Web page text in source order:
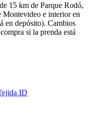
15 km de Parque Rodó,
Montevideo e interior en
en depósito). Cambios
si la prenda está